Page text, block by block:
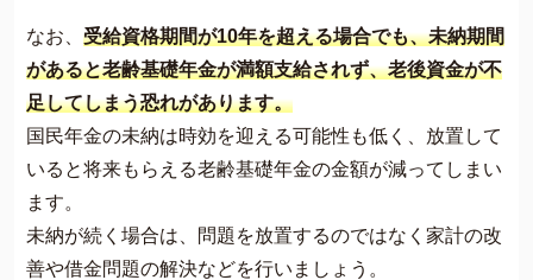
なお、 受給資格期間が10年を超える場合でも、未納期間
があると老齢基礎年金が満額支給されず、老後資金が不
足してしまう恐れがあります。
国民年金の未納は時効を迎える可能性も低く、放置して
いると将来もらえる老齢基礎年金の金額が減ってしまい
ます。
未納が続く場合は、問題を放置するのではなく家計の改
善や借金問題の解決などを行いましょう。